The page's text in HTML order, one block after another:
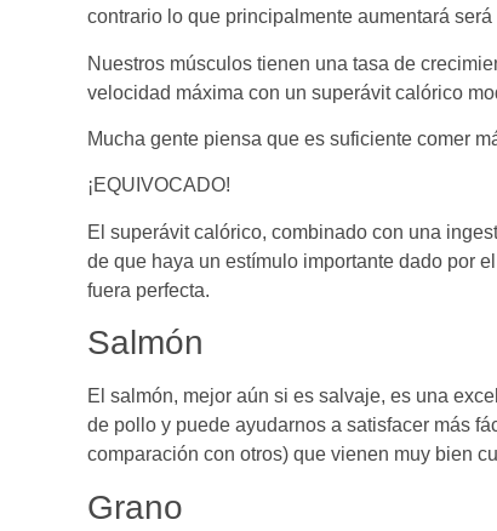
contrario lo que principalmente aumentará será
Nuestros músculos tienen una tasa de
velocidad máxima con un superávit calórico
Mucha gente piensa que es suficiente comer
¡EQUIVOCADO!
El superávit calórico, combinado con una
de que haya un estímulo importante dado por
fuera perfecta.
Salmón
El salmón, mejor aún si es salvaje, es una
de pollo y puede ayudarnos a satisfacer más
comparación con otros) que vienen muy bien
Grano